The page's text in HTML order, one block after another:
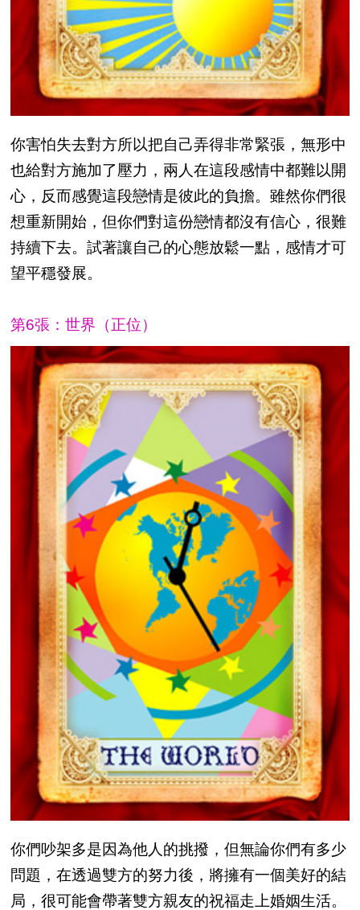
你害怕失去對方所以把自己弄得非常緊張，無形中
也給對方施加了壓力，兩人在這段感情中都難以開
心，反而感覺這段戀情是彼此的負擔。雖然你們很
想重新開始，但你們對這份戀情都沒有信心，很難
持續下去。試著讓自己的心態放鬆一點，感情才可
望平穩發展。
第6張：世界（正位）
你們吵架多是因為他人的挑撥，但無論你們有多少
問題，在透過雙方的努力後，將擁有一個美好的結
局，很可能會帶著雙方親友的祝福走上婚姻生活。